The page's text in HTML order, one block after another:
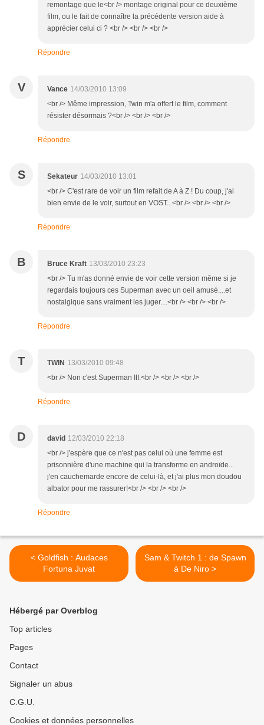
remontage que le<br /> montage original pour ce deuxième
film, ou le fait de connaître la précédente version aide à
apprécier celui ci ? <br /> <br /> <br />
Répondre
V Vance 14/03/2010 13:09
<br /> Même impression, Twin m'a offert le film, comment
résister désormais ?<br /> <br /> <br />
Répondre
S Sekateur 14/03/2010 13:01
<br /> C'est rare de voir un film refait de A à Z ! Du coup, j'ai
bien envie de le voir, surtout en VOST...<br /> <br /> <br />
Répondre
B Bruce Kraft 13/03/2010 23:23
<br /> Tu m'as donné envie de voir cette version même si je
regardais toujours ces Superman avec un oeil amusé....et
nostalgique sans vraiment les juger....<br /> <br /> <br />
Répondre
T TWIN 13/03/2010 09:48
<br /> Non c'est Superman III.<br /> <br /> <br />
Répondre
D david 12/03/2010 22:18
<br /> j'espère que ce n'est pas celui où une femme est
prisonnière d'une machine qui la transforme en androïde...
j'en cauchemarde encore de celui-là, et j'ai plus mon doudou
albator pour me rassurer!<br /> <br /> <br />
Répondre
< Goldfish : Audaces
Fortuna Juvat
Sam & Twitch 1 : de Spawn
à De Niro >
Hébergé par Overblog
Top articles
Pages
Contact
Signaler un abus
C.G.U.
Cookies et données personnelles